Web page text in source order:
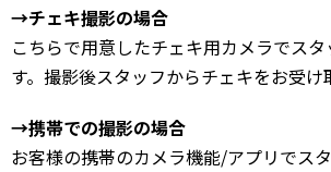
→チェキ撮影の場合
こちらで用意したチェキ用カメラでス
す。撮影後スタッフからチェキをお受け
→携帯での撮影の場合
お客様の携帯のカメラ機能/アプリでス